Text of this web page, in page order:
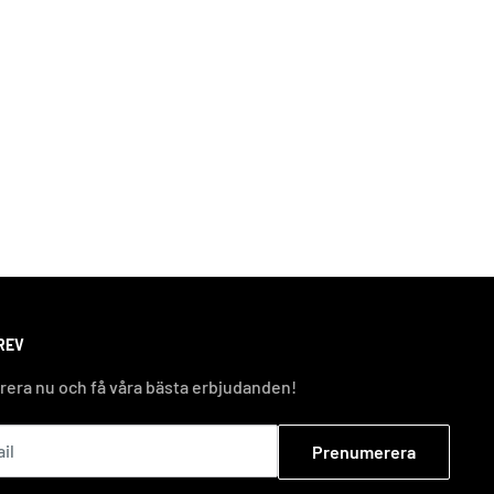
nu och få våra bästa erbjudanden!
Prenumerera